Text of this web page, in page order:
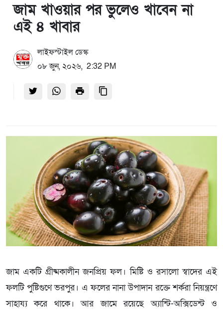
জাম খাওয়ার পর ভুলেও খাবেন না
এই ৪ খাবার
লাইফস্টাইল ডেস্ক
০৮ জুন, ২০২৬, 2:32 PM
জাম একটি গ্রীষ্মকালীন জনপ্রিয় ফল। মিষ্টি ও রসালো স্বাদের এই
ফলটি পুষ্টিগুণে ভরপুর। এ ফলের নানা উপাদান রক্তে শর্করা নিয়ন্ত্রণে
সাহায্য করে থাকে। আর জামে রয়েছে অ্যান্টি-অক্সিডেন্ট ও